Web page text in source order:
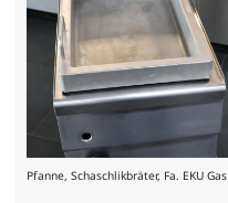
Pfanne, Schaschlikbräter, Fa. EKU Gas